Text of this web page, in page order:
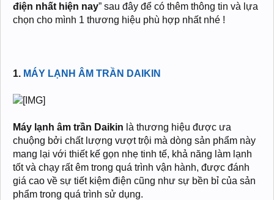
điện nhất hiện nay” sau đây để có thêm thông tin và lựa
chọn cho mình 1 thương hiệu phù hợp nhất nhé !
1. MÁY LẠNH ÂM TRẦN DAIKIN
Máy lạnh âm trần Daikin là thương hiệu được ưa
chuộng bởi chất lượng vượt trội mà dòng sản phẩm này
mang lại với thiết kế gọn nhẹ tinh tế, khả năng làm lạnh
tốt và chạy rất êm trong quá trình vận hành, được đánh
giá cao về sự tiết kiệm điện cũng như sự bền bỉ của sản
phẩm trong quá trình sử dụng.